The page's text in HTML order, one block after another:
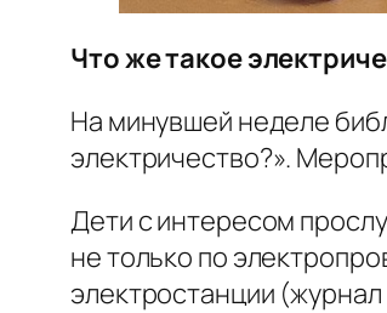
Что же такое
На минувшей неделе
электричество?».
Дети с интересом
не только по
электростанции